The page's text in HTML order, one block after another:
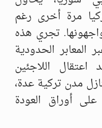
مرة أخرى رغم
تجري هذه
المعابر الحدودية
اعتقال اللاجئين
مدن تركية عدة،
أوراق العودة